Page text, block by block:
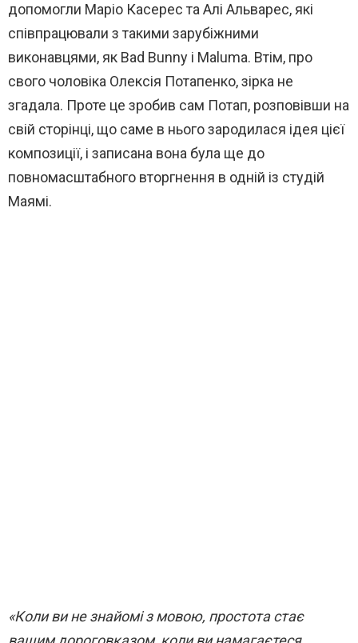
допомогли Маріо Касерес та Алі Альварес, які
співпрацювали з такими зарубіжними
виконавцями, як Bad Bunny і Maluma. Втім, про
свого чоловіка Олексія Потапенко, зірка не
згадала. Проте це зробив сам Потап, розповівши на
свій сторінці, що саме в нього зародилася ідея цієї
композиції, і записана вона була ще до
повномасштабного вторгнення в одній із студій
Маямі.
«Коли ви не знайомі з мовою, простота стає